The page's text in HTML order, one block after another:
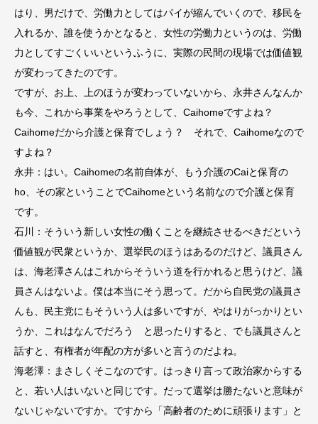
はり、男だけで、労働力としてはパイが縮んでいくので、移民を
入れるか、誰を使うかとなると、女性の労働力というのは、労働
力としてすごくいいというふうに、実際の民間の現場では価値観
が変わってきたのです。
ですが、お上、上のほうが変わっていないから、永井さんなんか
も今、これから事業をやろうとして、Caihomeですよね？
Caihomeだから介護と保育でしょう？ それで、Caihomeなので
すよね？
永井：はい。Caihomeの名前自体が、もう介護のCaiと保育の
ho、その家ということでCaihomeという名前なので介護と保育
です。
石川：そういう新しい女性の働くことを継続させるべきだという
価値観が民衆というか、選挙民のほうはあるのだけど、議員さん
は、海老澤さんはこれからそういう道を行かれると思うけど、議
員さんはないよ。僕は本当にそう思って。だから自民党の議員さ
んも、民主党にもそういう人は多いですが、やはりがっかりとい
うか、これはなんでだろう と思ったりすると、でも議員さんと
話すと、有権者が年配の方が多いと言うのだよね。
海老澤：まさしくそこなのです。はっきり言って政治家からする
と、若い人はいないと同じです。だって選挙は勝たないと意味が
ないじゃないですか。ですから「高齢者のために頑張ります」と